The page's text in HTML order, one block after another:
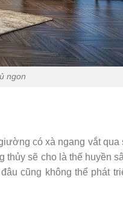
ngon
có xà ngang vắt qua
thủy sẽ cho là thế huyền
cũng không thể phát